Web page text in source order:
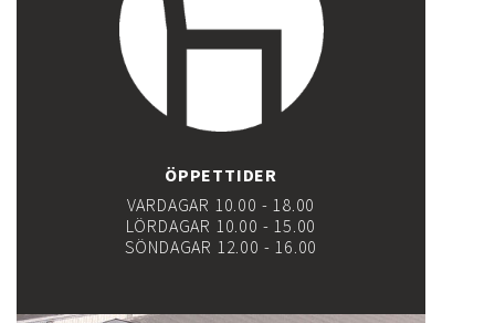
ÖPPETTIDER
VARDAGAR 10.00 - 18.00
LÖRDAGAR 10.00 - 15.00
SÖNDAGAR 12.00 - 16.00